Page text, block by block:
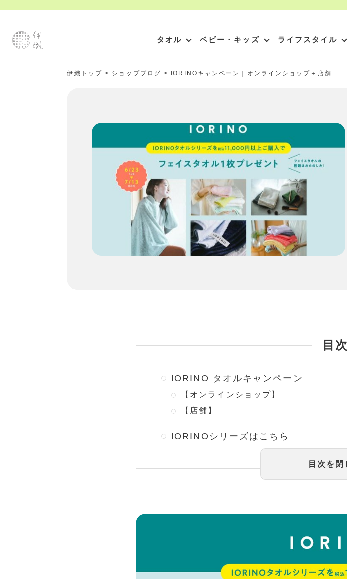
タオル ベビー・キッズ ライフスタイル
伊織トップ > ショップブログ > IORINOキャンペーン｜オンラインショップ＋店舗
目次
IORINO タオルキャンペーン
【オンラインショップ】
【店舗】
IORINOシリーズはこちら